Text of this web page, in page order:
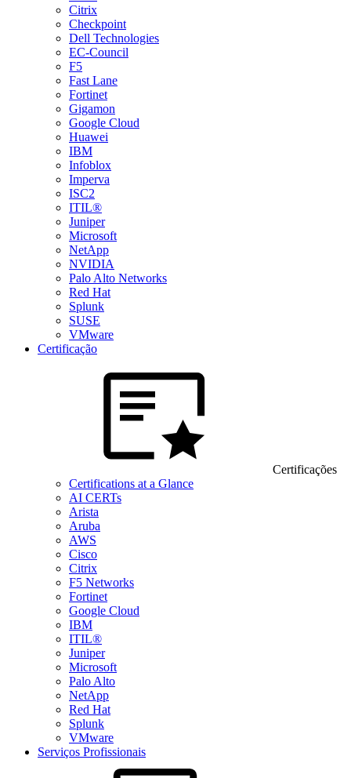
Citrix
Checkpoint
Dell Technologies
EC-Council
F5
Fast Lane
Fortinet
Gigamon
Google Cloud
Huawei
IBM
Infoblox
Imperva
ISC2
ITIL®
Juniper
Microsoft
NetApp
NVIDIA
Palo Alto Networks
Red Hat
Splunk
SUSE
VMware
Certificação
Certificações
Certifications at a Glance
AI CERTs
Arista
Aruba
AWS
Cisco
Citrix
F5 Networks
Fortinet
Google Cloud
IBM
ITIL®
Juniper
Microsoft
Palo Alto
NetApp
Red Hat
Splunk
VMware
Serviços Profissionais